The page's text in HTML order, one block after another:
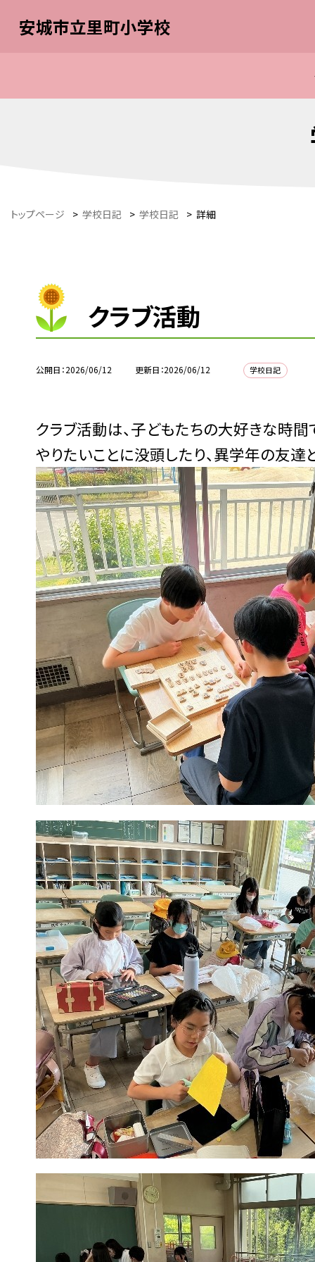
安城市立里町小学校
トップページ > 学校日記 > 学校日記 > 詳細
クラブ活動
公開日 2026/06/12 更新日 2026/06/12 学校日記
クラブ活動は、子どもたちの大好きな時間
やりたいことに没頭したり、異学年の友達